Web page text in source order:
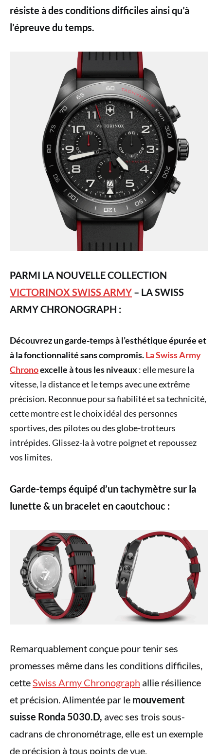
résiste à des conditions difficiles ainsi qu’à
l’épreuve du temps.
PARMI LA NOUVELLE COLLECTION
VICTORINOX SWISS ARMY – LA SWISS
ARMY CHRONOGRAPH :
Découvrez un garde-temps à l’esthétique épurée et
à la fonctionnalité sans compromis.La Swiss Army
Chronoexcelle à tous les niveaux: elle mesure la
vitesse, la distance et le temps avec une extrême
précision. Reconnue pour sa fiabilité et sa technicité,
cette montre est le choix idéal des personnes
sportives, des pilotes ou des globe-trotteurs
intrépides. Glissez-la à votre poignet et repoussez
vos limites.
Garde-temps équipé d’un tachymètre sur la
lunette & un bracelet en caoutchouc :
Remarquablement conçue pour tenir ses
promesses même dans les conditions difficiles,
cetteSwiss Army Chronograph allie résilience
et précision. Alimentée par le mouvement
suisse Ronda 5030.D, avec ses trois sous-
cadrans de chronométrage, elle est un exemple
de précision à tous points de vue.